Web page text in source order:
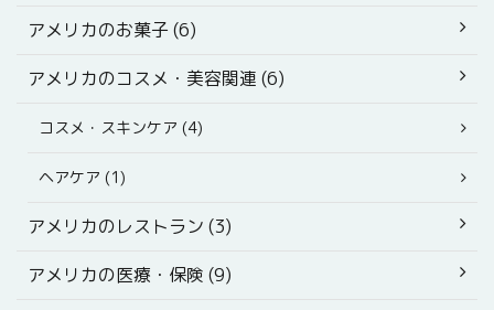
アメリカのお菓子 (6)
アメリカのコスメ・美容関連 (6)
コスメ・スキンケア (4)
ヘアケア (1)
アメリカのレストラン (3)
アメリカの医療・保険 (9)